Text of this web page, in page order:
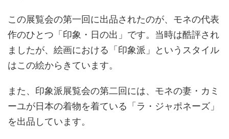
この展覧会の第一回に出品されたのが、モネの代表
作のひとつ「印象・日の出」です。当時は酷評され
ましたが、絵画における「印象派」というスタイル
はこの絵からきています。
また、印象派展覧会の第二回には、モネの妻・カミ
ーユが日本の着物を着ている「ラ・ジャポネーズ」
を出品しています。